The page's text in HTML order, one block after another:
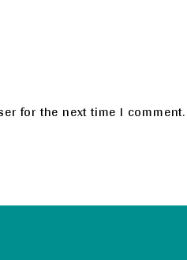
for the next time I comment.